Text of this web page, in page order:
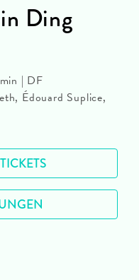
Ding
| DF
Édouard Suplice,